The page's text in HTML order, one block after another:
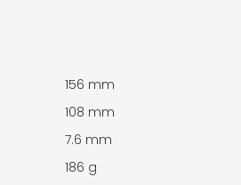
156 mm
108 mm
7.6 mm
186 g